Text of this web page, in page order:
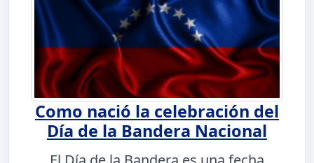
Como nació la celebración del
Día de la Bandera Nacional